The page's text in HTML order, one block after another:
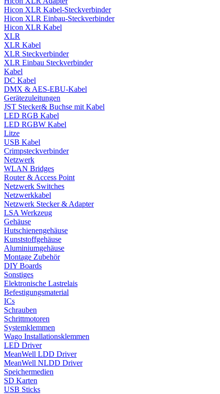
Hicon XLR Kabel-Steckverbinder
Hicon XLR Einbau-Steckverbinder
Hicon XLR Kabel
XLR
XLR Kabel
XLR Steckverbinder
XLR Einbau Steckverbinder
Kabel
DC Kabel
DMX & AES-EBU-Kabel
Gerätezuleitungen
JST Stecker& Buchse mit Kabel
LED RGB Kabel
LED RGBW Kabel
Litze
USB Kabel
Crimpsteckverbinder
Netzwerk
WLAN Bridges
Router & Access Point
Netzwerk Switches
Netzwerkkabel
Netzwerk Stecker & Adapter
LSA Werkzeug
Gehäuse
Hutschienengehäuse
Kunststoffgehäuse
Aluminiumgehäuse
Montage Zubehör
DIY Boards
Sonstiges
Elektronische Lastrelais
Befestigungsmaterial
ICs
Schrauben
Schrittmotoren
Systemklemmen
Wago Installationsklemmen
LED Driver
MeanWell LDD Driver
MeanWell NLDD Driver
Speichermedien
SD Karten
USB Sticks